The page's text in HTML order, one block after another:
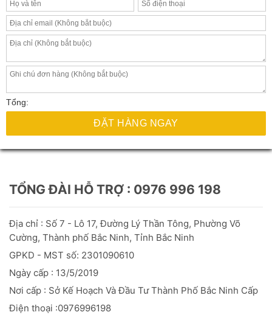
Tổng:
ĐẶT HÀNG NGAY
TỔNG ĐÀI HỖ TRỢ : 0976 996 198
Địa chỉ : Số 7 - Lô 17, Đường Lý Thần Tông, Phường Võ
Cường, Thành phố Bắc Ninh, Tỉnh Bắc Ninh
GPKD - MST số: 2301090610
Ngày cấp : 13/5/2019
Nơi cấp : Sở Kế Hoạch Và Đầu TưThành Phố Bắc Ninh Cấp
Điện thoại :0976996198